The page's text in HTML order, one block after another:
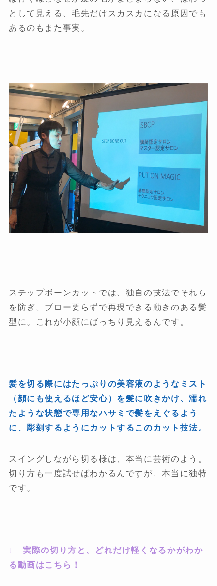
として見える、毛先だけスカスカになる原因でも
あるのもまた事実。
ステップボーンカットでは、独自の技法でそれら
を防ぎ、ブロー要らずで再現できる動きのある髪
型に。これが小顔にばっちり見えるんです。
髪を切る際にはたっぷりの美容液のようなミスト
（顔にも使えるほど安心）を髪に吹きかけ、濡れ
たような状態で専用なハサミで髪をえぐるよう
に、彫刻するようにカットするこのカット技法。
スイングしながら切る様は、本当に芸術のよう。
切り方も一度試せばわかるんですが、本当に独特
です。
↓ 実際の切り方と、どれだけ軽くなるかがわか
る動画はこちら！